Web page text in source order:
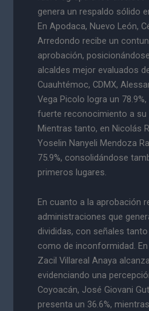
genera un respaldo sólido
En Apodaca, Nuevo León,
Arredondo recibe un
aprobación,
alcaldes mejor evaluados
Cuauhtémoc, CDMX,
Vega Picolo logra un
fuerte reconocimiento a su
Mientras tanto, en Nicolás
Yoselin Nanyeli Mendoza
75.9%, consolidándose
primeros lugares.
En cuanto a la aprobación
administraciones que
divididas, con señales
como de inconformidad.
Zacil Villareal Anaya
evidenciando una
Coyoacán, José Giovani
presenta un 36.6%,